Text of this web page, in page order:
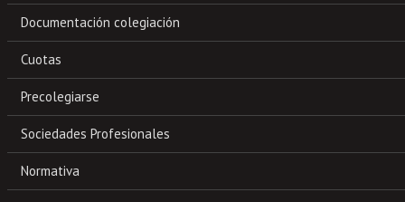
Documentación colegiación
Cuotas
Precolegiarse
Sociedades Profesionales
Normativa